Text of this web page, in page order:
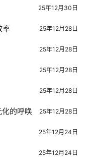
25年12月30日
率 25年12月28日
25年12月28日
25年12月28日
25年12月28日
的呼唤 25年12月28日
25年12月24日
25年12月24日